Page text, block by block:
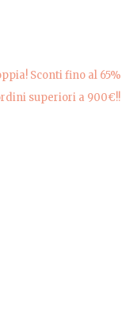
Sconti fino al 65%
superiori a 900€!!